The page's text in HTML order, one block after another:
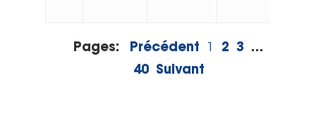
Pages: Précédent 1 2 3
…
40
Suivant